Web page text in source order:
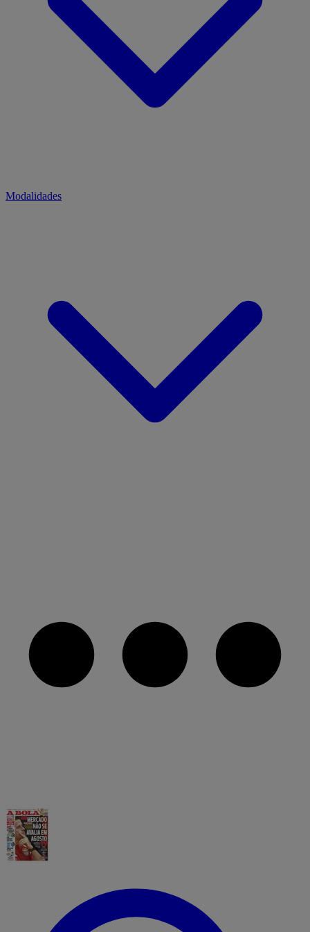
Modalidades